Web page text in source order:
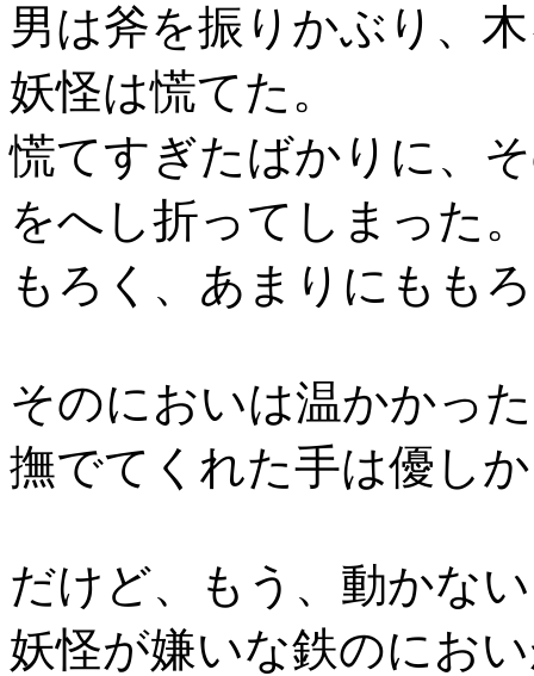
男は斧を振りかぶり、
妖怪は慌てた。
慌てすぎたばかりに、
をへし折ってしまった。
もろく、あまりにもも
そのにおいは温かかっ
撫でてくれた手は優し
だけど、もう、動かな
妖怪が嫌いな鉄のにお